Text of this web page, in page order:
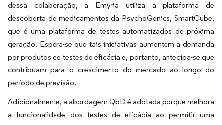
dessa colaboração, a Emyria utiliza a plataforma de
descoberta de medicamentos da PsychoGenics, SmartCube,
que é uma plataforma de testes automatizados de próxima
geração. Espera-se que tais iniciativas aumentem a demanda
por produtos de testes de eficácia e, portanto, antecipa-se que
contribuam para o crescimento do mercado ao longo do
período de previsão.
Adicionalmente, a abordagem QbD é adotada porque melhora
a funcionalidade dos testes de eficácia ao permitir uma